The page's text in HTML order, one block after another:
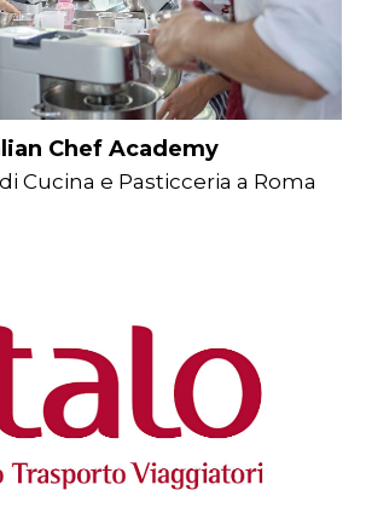
Chef Academy
Cucina e Pasticceria a Roma